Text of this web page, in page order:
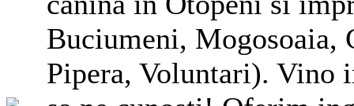
Buciumeni, Mogosoaia,
Pipera, Voluntari). Vino